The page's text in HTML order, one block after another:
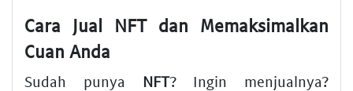
Cara Jual NFTdan Memaksimalkan
Cuan Anda
Sudah punya NFT? Ingin menjualnya?